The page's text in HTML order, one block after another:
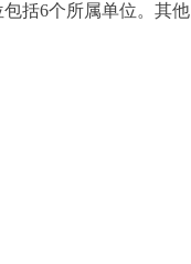
括6个所属单位。其他